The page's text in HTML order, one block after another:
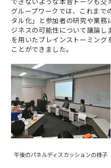
グループワークでは、これまで
タル化」と参加者の研究や業務
ジネスの可能性について議論し
を用いたブレインストーミング
ことができました。
午後のパネルディスカッションの様子